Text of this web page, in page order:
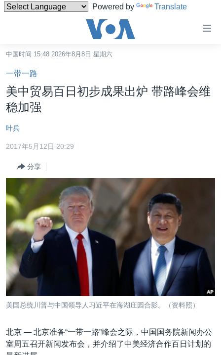
Powered by Translate
碍
接
跳
转
内
容
到
导
航
转
到
检
索
中国
最新国际新闻
印太
中东
欧洲
非洲
美洲
全球议题
分类新闻
经济·金融·贸易
人权·法律·宗教
科教·文娱·体健
军事
劳工
环境
美中关系
热点专题
白宫要闻
国会报道
美中关系
美国建国250周年
埃博拉疫情
重要讲话与声明
台海两岸关系
VOA视频
VOA今日焦点
中文广播
关注我们
中国时间 15:48 2026年8月8日 星期六
一带一路
美中贸易百日初步成果出炉 带路峰会维
稳加强
叶兵
2017年5月12日 20:29
分享
美国总统川普与中国领导人习近平在海湖庄园合影。（资料照）
北京 — 北京准备“一带一路”峰会之际，中国国务院新闻办公
室周五召开新闻发布会，并介绍了中美经济合作百日计划的